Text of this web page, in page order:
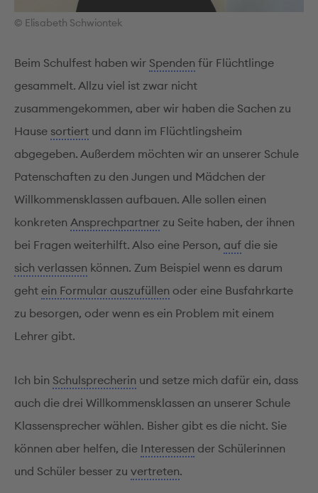
© Elisabeth Schwiontek
Beim Schulfest haben wir Spenden für Flüchtlinge
gesammelt. Allzu viel ist zwar nicht
zusammengekommen, aber wir haben die Sachen zu
Hause sortiert und dann im Flüchtlingsheim
abgegeben. Außerdem möchten wir an unserer Schule
Patenschaften zu den Jungen und Mädchen der
Willkommensklassen aufbauen. Alle sollen einen
konkreten Ansprechpartner zu Seite haben, der ihnen
bei Fragen weiterhilft. Also eine Person, auf die sie
sich verlassen können. Zum Beispiel wenn es darum
geht ein Formular auszufüllen oder eine Busfahrkarte
zu besorgen, oder wenn es ein Problem mit einem
Lehrer gibt.
Ich bin Schulsprecherin und setze mich dafür ein, dass
auch die drei Willkommensklassen an unserer Schule
Klassensprecher wählen. Bisher gibt es die nicht. Sie
können aber helfen, die Interessen der Schülerinnen
und Schüler besser zu vertreten.